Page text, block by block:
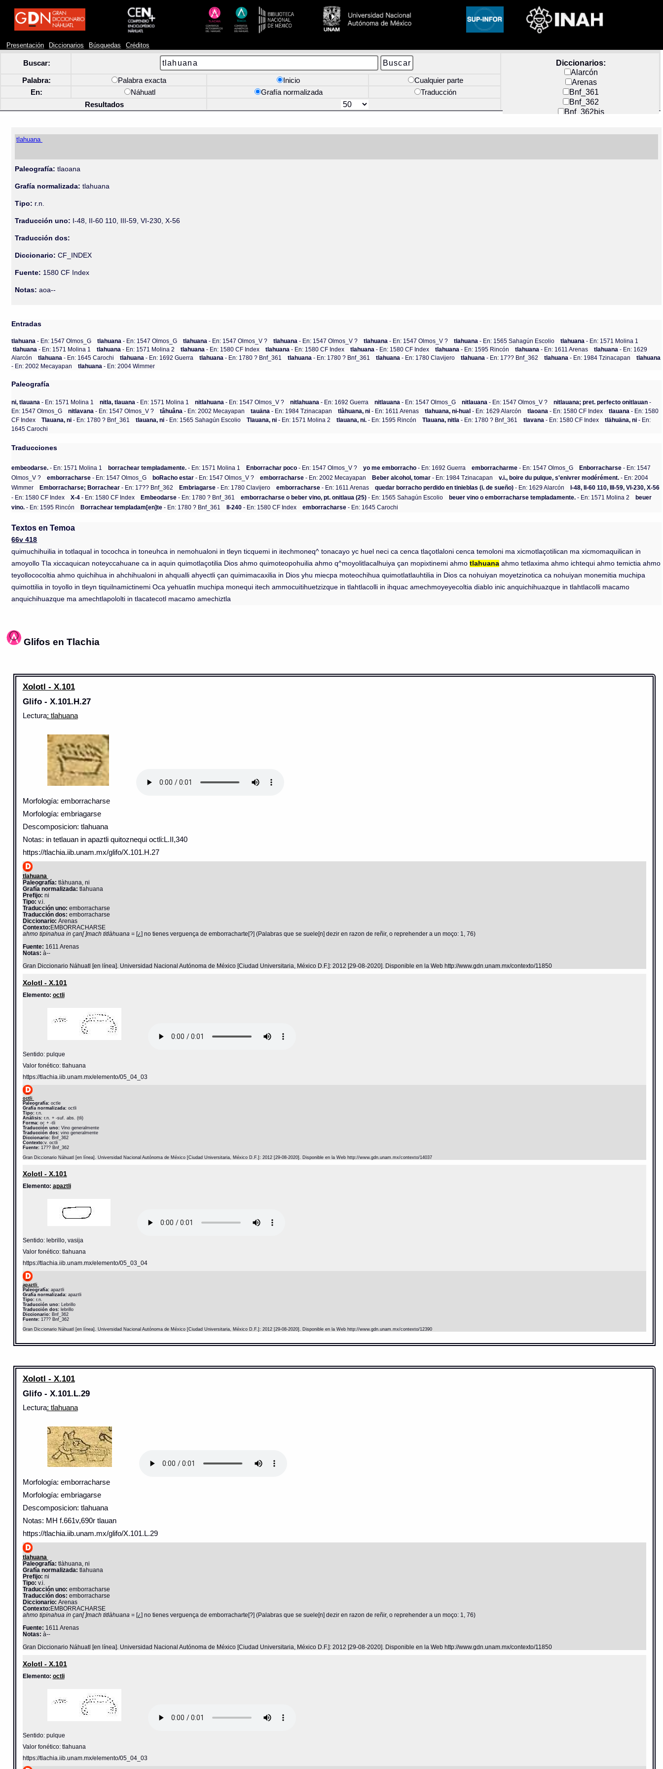
Presentación Diccionarios Búsquedas Créditos
Buscar:
Diccionarios:
Alarcón
Arenas
Bnf_361
Bnf_362
Bnf_362bis
Docs_México
Palabra: Palabra exacta Inicio
Cualquier parte
En:
Náhuatl Grafía normalizada
Traducción
Resultados
tlahuana
Paleografía: tlaoana
Grafía normalizada: tlahuana
Tipo: r.n.
Traducción uno: I-48, II-60 110, III-59, VI-230, X-56
Traducción dos:
Diccionario:CF_INDEX
Fuente: 1580 CF Index
Notas: aoa--
Entradas
tlahuana- En: 1547 Olmos_G tlahuana- En: 1547 Olmos_G tlahuana- En: 1547 Olmos_V ? tlahuana- En: 1547 Olmos_V ? tlahuana- En: 1547 Olmos_V ? tlahuana- En: 1565 Sahagún Escolio tlahuana- En: 1571 Molina 1
tlahuana- En: 1571 Molina 1 tlahuana- En: 1571 Molina 2 tlahuana- En: 1580 CF Index tlahuana- En: 1580 CF Index tlahuana- En: 1580 CF Index tlahuana- En: 1595 Rincón tlahuana- En: 1611 Arenas tlahuana- En: 1629
Alarcón
tlahuana- En: 1645 Carochi tlahuana- En: 1692 Guerra tlahuana- En: 1780 ? Bnf_361 tlahuana- En: 1780 ? Bnf_361 tlahuana- En: 1780 Clavijero tlahuana- En: 17?? Bnf_362 tlahuana- En: 1984 Tzinacapan
tlahuana
- En: 2002 Mecayapan
tlahuana- En: 2004 Wimmer
Paleografía
ni, tlauana - En: 1571 Molina 1 nitla, tlauana - En: 1571 Molina 1 nitlahuana - En: 1547 Olmos_V ? nitlahuana - En: 1692 Guerra nitlauana - En: 1547 Olmos_G nitlauana - En: 1547 Olmos_V ? nitlauana; pret. perfecto onitlauan -
En: 1547 Olmos_G
nitlavana - En: 1547 Olmos_V ? tâhuâna - En: 2002 Mecayapan tauäna - En: 1984 Tzinacapan tlàhuana, ni - En: 1611 Arenas tlahuana, ni-hual - En: 1629 Alarcón tlaoana - En: 1580 CF Index tlauana - En: 1580
CF Index
Tlauana, ni - En: 1780 ? Bnf_361 tlauana, ni - En: 1565 Sahagún Escolio Tlauana, ni - En: 1571 Molina 2 tlauana, ni. - En: 1595 Rincón Tlauana, nitla - En: 1780 ? Bnf_361 tlavana - En: 1580 CF Index tlähuäna, ni - En:
1645 Carochi
Traducciones
embeodarse. - En: 1571 Molina 1 borrachear templadamente. - En: 1571 Molina 1 Enborrachar poco - En: 1547 Olmos_V ? yo me emborracho - En: 1692 Guerra emborracharme - En: 1547 Olmos_G Enborracharse - En: 1547
Olmos_V ?
emborracharse - En: 1547 Olmos_G boRacho estar - En: 1547 Olmos_V ? emborracharse - En: 2002 Mecayapan Beber alcohol, tomar - En: 1984 Tzinacapan v.i., boire du pulque, s'enivrer modérément. - En: 2004
Wimmer
Emborracharse; Borrachear - En: 17?? Bnf_362 Embriagarse - En: 1780 Clavijero emborracharse - En: 1611 Arenas quedar borracho perdido en tinieblas (i. de sueño) - En: 1629 Alarcón
I-48, II-60 110, III-59, VI-230, X-56
- En: 1580 CF Index
X-4 - En: 1580 CF Index Embeodarse - En: 1780 ? Bnf_361 emborracharse o beber vino, pt. onitlaua (25) - En: 1565 Sahagún Escolio beuer vino o emborracharse templadamente. - En: 1571 Molina 2
beuer
vino. - En: 1595 Rincón Borrachear templadam[en]te - En: 1780 ? Bnf_361 II-240 - En: 1580 CF Index emborracharse - En: 1645 Carochi
Textos en Temoa
66v 418
quimuchihuilia in totlaqual in tocochca in toneuhca in nemohualoni in tleyn ticquemi in itechmoneq^ tonacayo yc huel neci ca cenca tlaçotlaloni cenca temoloni ma xicmotlaçotilican ma xicmomaquilican in
amoyollo Tla xiccaquican noteyccahuane ca in aquin quimotlaçotilia Dios ahmo quimoteopohuilia ahmo q^moyolitlacalhuiya çan mopixtinemi ahmotlahuana ahmo tetlaxima ahmo ichtequi ahmo temictia ahmo
teyollococoltia ahmo quichihua in ahchihualoni in ahqualli ahyectli çan quimimacaxilia in Dios yhu miecpa moteochihua quimotlatlauhtilia in Dios ca nohuiyan moyetzinotica ca nohuiyan monemitia muchipa
quimottilia in toyollo in tleyn tiquilnamictinemi Oca yehuatlin muchipa monequi itech ammocuitihuetzizque in tlahtlacolli in ihquac amechmoyeyecoltia diablo inic anquichihuazque in tlahtlacolli macamo
anquichihuazque ma amechtlapololti in tlacatecotl macamo amechiztla
Glifos en Tlachia
Xolotl - X.101
Glifo - X.101.H.27
Lectura: tlahuana
Morfología: emborracharse
Morfología: embriagarse
Descomposicion: tlahuana
Notas: in tetlauan in apaztli quitoznequi octli:L.II,340
https://tlachia.iib.unam.mx/glifo/X.101.H.27
tlahuana
Paleografía: tlàhuana, ni
Grafía normalizada: tlahuana
Prefijo: ni
Tipo: v.i.
Traducción uno: emborracharse
Traducción dos: emborracharse
Diccionario: Arenas
Contexto:EMBORRACHARSE
ahmo tipinahua in çan[ ]mach titlàhuana = [¿] no tienes verguença de emborracharte[?] (Palabras que se suele[n] dezir en razon de reñir, o reprehender a un moço: 1, 76)
Fuente: 1611 Arenas
Notas: à--
Gran Diccionario Náhuatl [en línea]. Universidad Nacional Autónoma de México [Ciudad Universitaria, México D.F.]: 2012 [29-08-2020]. Disponible en la Web http://www.gdn.unam.mx/contexto/11850
Xolotl - X.101
Elemento: octli
Sentido: pulque
Valor fonético: tlahuana
https://tlachia.iib.unam.mx/elemento/05_04_03
octli
Paleografía:octle
Grafía normalizada:octli
Tipo:r.n.
Análisis:r.n. + -suf. abs. (tli)
Forma:oc + -tli
Traducción uno:Vino generalmente
Traducción dos:vino generalmente
Diccionario: Bnf_362
Contexto:v. octli
Fuente:17?? Bnf_362
Gran Diccionario Náhuatl [en línea]. Universidad Nacional Autónoma de México [Ciudad Universitaria, México D.F.]: 2012 [29-08-2020]. Disponible en la Web http://www.gdn.unam.mx/contexto/14037
Xolotl - X.101
Elemento: apaztli
Sentido: lebrillo, vasija
Valor fonético: tlahuana
https://tlachia.iib.unam.mx/elemento/05_03_04
apaztli
Paleografía:apaztli
Grafía normalizada:apaztli
Tipo:r.n.
Traducción uno:Lebrillo
Traducción dos:lebrillo
Diccionario: Bnf_362
Fuente:17?? Bnf_362
Gran Diccionario Náhuatl [en línea]. Universidad Nacional Autónoma de México [Ciudad Universitaria, México D.F.]: 2012 [29-08-2020]. Disponible en la Web http://www.gdn.unam.mx/contexto/12390
Xolotl - X.101
Glifo - X.101.L.29
Lectura: tlahuana
Morfología: emborracharse
Morfología: embriagarse
Descomposicion: tlahuana
Notas: MH f.661v,690r tlauan
https://tlachia.iib.unam.mx/glifo/X.101.L.29
tlahuana
Paleografía: tlàhuana, ni
Grafía normalizada: tlahuana
Prefijo: ni
Tipo: v.i.
Traducción uno: emborracharse
Traducción dos: emborracharse
Diccionario: Arenas
Contexto:EMBORRACHARSE
ahmo tipinahua in çan[ ]mach titlàhuana = [¿] no tienes verguença de emborracharte[?] (Palabras que se suele[n] dezir en razon de reñir, o reprehender a un moço: 1, 76)
Fuente: 1611 Arenas
Notas: à--
Gran Diccionario Náhuatl [en línea]. Universidad Nacional Autónoma de México [Ciudad Universitaria, México D.F.]: 2012 [29-08-2020]. Disponible en la Web http://www.gdn.unam.mx/contexto/11850
Xolotl - X.101
Elemento: octli
Sentido: pulque
Valor fonético: tlahuana
https://tlachia.iib.unam.mx/elemento/05_04_03